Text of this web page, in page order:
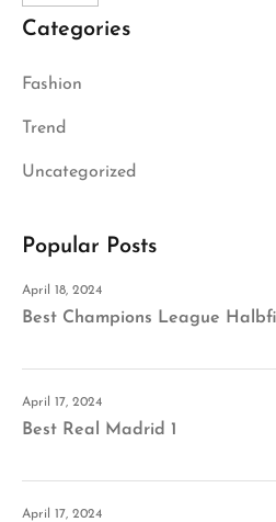
Categories
Fashion
Trend
Uncategorized
Popular Posts
April 18, 2024
Best Champions League
April 17, 2024
Best Real Madrid 1
April 17, 2024